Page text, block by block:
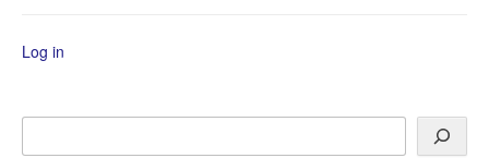
상
Log in
Search